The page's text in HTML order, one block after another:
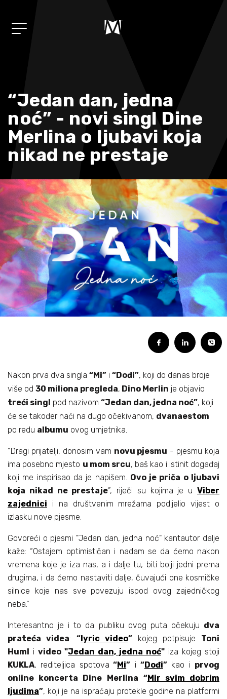
02/ Muzika
03/ Koncerti
05/ Novosti
06/ Biografija
07/ Partneri
08/ Kontakt
“Jedan dan, jedna
noć” - novi singl Dine
Merlina o ljubavi koja
nikad ne prestaje
Nakon prva dva singla “Mi” i “Dođi”, koji do danas broje
više od 30 miliona pregleda, Dino Merlin je objavio
treći singl pod nazivom “Jedan dan, jedna noć”, koji
će se također naći na dugo očekivanom, dvanaestom
po redu albumu ovog umjetnika.
“Dragi prijatelji, donosim vam novu pjesmu - pjesmu koja
ima posebno mjesto u mom srcu, baš kao i istinit događaj
koji me inspirisao da je napišem. Ovo je priča o ljubavi
koja nikad ne prestaje”, riječi su kojima je uViber
zajednici i na društvenim mrežama podijelio vijest o
izlasku nove pjesme.
Govoreći o pjesmi "Jedan dan, jedna noć" kantautor dalje
kaže: “Ostajem optimističan i nadam se da ćemo nakon
vremena koje je iza nas, a i dalje tu, biti bolji jedni prema
drugima, i da ćemo nastaviti dalje, čuvajući one kosmičke
silnice koje nas sve povezuju ispod ovog zajedničkog
neba.”
Interesantno je i to da publiku ovog puta očekuju dva
prateća videa: “ lyric video” kojeg potpisuje Toni
Huml
i video "Jedan dan, jedna noć" iza kojeg stoji
KUKLA, rediteljica spotova “Mi” i “Dođi”kao i prvog
online koncerta Dine Merlina “Mir svim dobrim
ljudima”, koji je na ispraćaju protekle godine na platformi